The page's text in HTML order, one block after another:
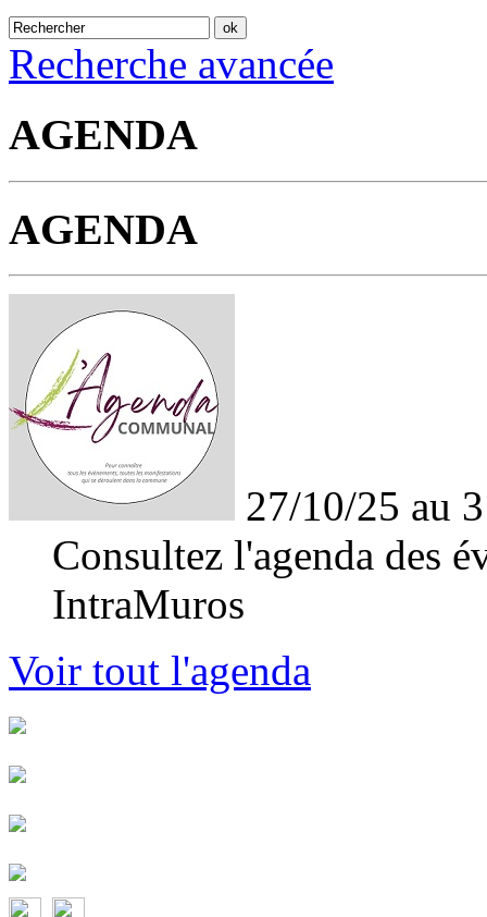
Recherche avancée
AGENDA
AGENDA
27/10/25 au
Consultez l'agenda des
IntraMuros
Voir tout l'agenda